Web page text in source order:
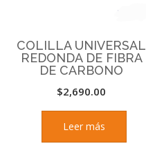
COLILLA UNIVERSAL
REDONDA DE FIBRA
DE CARBONO
$2,690.00
Leer más